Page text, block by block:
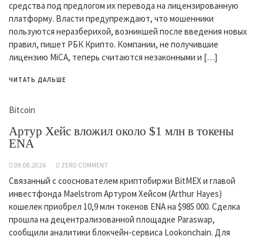
средства под предлогом их перевода на лицензированную
платформу. Власти предупреждают, что мошенники
пользуются неразберихой, возникшей после введения новых
правил, пишет РБК Крипто. Компании, не получившие
лицензию MiCA, теперь считаются незаконными и […]
ЧИТАТЬ ДАЛЬШЕ
Bitcoin
Артур Хейс вложил около $1 млн в токены
ENA
09.08.2026 ZERO COMMENT
Связанный с сооснователем криптобиржи BitMEX и главой
инвестфонда Maelstrom Артуром Хейсом (Arthur Hayes)
кошелек приобрел 10,9 млн токенов ENA на $985 000. Сделка
прошла на децентрализованной площадке Paraswap,
сообщили аналитики блокчейн-сервиса Lookonchain. Для